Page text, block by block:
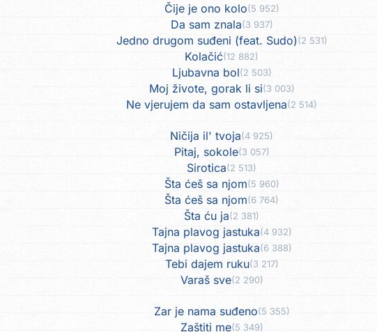
Čije je ono kolo(5 952)
Da sam znala(3 937)
Jedno drugom suđeni (feat. Sudo)(2 531)
Kolačić(12 882)
Ljubavna bol(2 503)
Moj živote, gorak li si(3 003)
Ne vjerujem da sam ostavljena(2 514)
Ničija il' tvoja(4 925)
Pitaj, sokole(3 057)
Sirotica(2 513)
Šta ćeš sa njom(5 960)
Šta ćeš sa njom(6 764)
Šta ću ja(2 381)
Tajna plavog jastuka(4 932)
Tajna plavog jastuka(6 388)
Tebi dajem ruku(3 217)
Varaš sve(2 290)
Zar je nama suđeno(5 355)
Zaštiti me(5 349)